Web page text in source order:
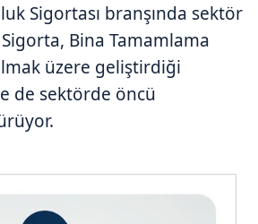
Sigortası branşında sektör
Bina Tamamlama
üzere geliştirdiği
de sektörde öncü